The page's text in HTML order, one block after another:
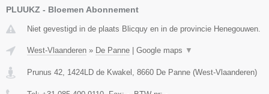
PLUUKZ - Bloemen Abonnement
Niet gevestigd in de plaats Blicquy en in de provincie Henegouwen.
West-Vlaanderen » De Panne Google maps ▼
Prunus 42, 1424LD de Kwakel , 8660 De Panne (West-Vlaanderen)